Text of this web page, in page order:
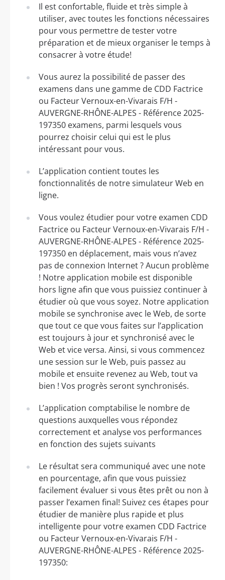
Il est confortable, fluide et très simple à
utiliser, avec toutes les fonctions nécessaires
pour vous permettre de tester votre
préparation et de mieux organiser le temps à
consacrer à votre étude!
Vous aurez la possibilité de passer des
examens dans une gamme de CDD Factrice
ou Facteur Vernoux-en-Vivarais F/H -
AUVERGNE-RHÔNE-ALPES - Référence 2025-
197350 examens, parmi lesquels vous
pourrez choisir celui qui est le plus
intéressant pour vous.
L’application contient toutes les
fonctionnalités de notre simulateur Web en
ligne.
Vous voulez étudier pour votre examen CDD
Factrice ou Facteur Vernoux-en-Vivarais F/H -
AUVERGNE-RHÔNE-ALPES - Référence 2025-
197350 en déplacement, mais vous n’avez
pas de connexion Internet ? Aucun problème
! Notre application mobile est disponible
hors ligne afin que vous puissiez continuer à
étudier où que vous soyez. Notre application
mobile se synchronise avec le Web, de sorte
que tout ce que vous faites sur l’application
est toujours à jour et synchronisé avec le
Web et vice versa. Ainsi, si vous commencez
une session sur le Web, puis passez au
mobile et ensuite revenez au Web, tout va
bien ! Vos progrès seront synchronisés.
L’application comptabilise le nombre de
questions auxquelles vous répondez
correctement et analyse vos performances
en fonction des sujets suivants
Le résultat sera communiqué avec une note
en pourcentage, afin que vous puissiez
facilement évaluer si vous êtes prêt ou non à
passer l’examen final! Suivez ces étapes pour
étudier de manière plus rapide et plus
intelligente pour votre examen CDD Factrice
ou Facteur Vernoux-en-Vivarais F/H -
AUVERGNE-RHÔNE-ALPES - Référence 2025-
197350: